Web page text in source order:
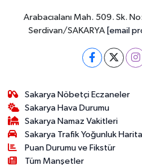
Arabacıalanı Mah. 509. Sk.
Serdivan/SAKARYA [email
Sakarya Nöbetçi Eczaneler
Sakarya Hava Durumu
Sakarya Namaz Vakitleri
Sakarya Trafik Yoğunluk
Puan Durumu ve Fikstür
Tüm Manşetler